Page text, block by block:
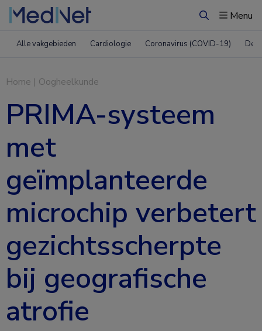
ZoekenMenu
Alle vakgebieden Cardiologie Coronavirus (COVID-19)
Home | Oogheelkunde
PRIMA-systeem
met
geïmplanteerde
microchip verbetert
gezichtsscherpte
bij geografische
atrofie